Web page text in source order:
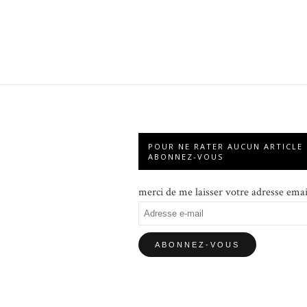
POUR NE RATER AUCUN ARTICLE
ABONNEZ-VOUS
merci de me laisser votre adresse
Adresse
e-
mail